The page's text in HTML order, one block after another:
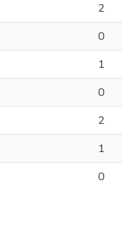
2
0
1
0
2
1
0